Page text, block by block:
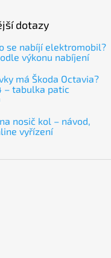
dotazy
se nabíjí elektromobil?
výkonu nabíjení
má Škoda Octavia?
– tabulka patic
nosič kol – návod,
vyřízení